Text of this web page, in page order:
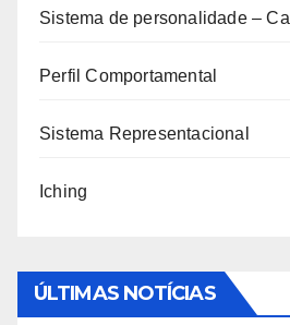
Sistema de personalidade –
Perfil Comportamental
Sistema Representacional
Iching
ÚLTIMAS NOTÍCIAS